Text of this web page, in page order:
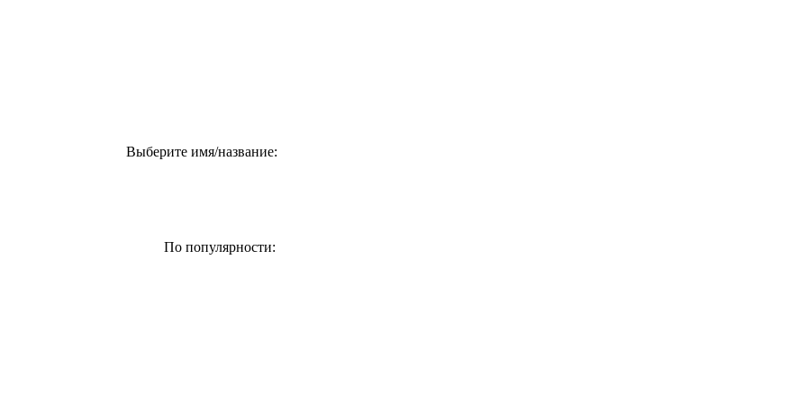
Выберите имя/название:
По популярности: